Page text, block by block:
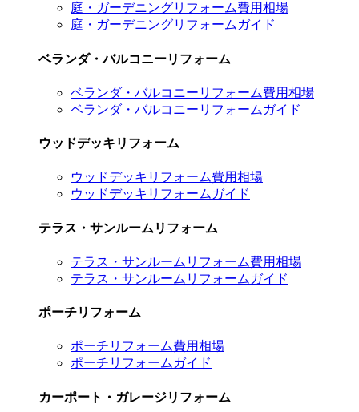
庭・ガーデニングリフォーム費用相場
庭・ガーデニングリフォームガイド
ベランダ・バルコニーリフォーム
ベランダ・バルコニーリフォーム費用相場
ベランダ・バルコニーリフォームガイド
ウッドデッキリフォーム
ウッドデッキリフォーム費用相場
ウッドデッキリフォームガイド
テラス・サンルームリフォーム
テラス・サンルームリフォーム費用相場
テラス・サンルームリフォームガイド
ポーチリフォーム
ポーチリフォーム費用相場
ポーチリフォームガイド
カーポート・ガレージリフォーム